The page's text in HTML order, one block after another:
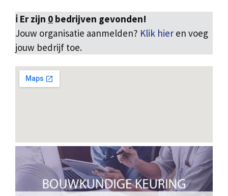
ℹ️ Er zijn 0 bedrijven gevonden!
Jouw organisatie aanmelden? Klik hier en voeg
jouw bedrijf toe.